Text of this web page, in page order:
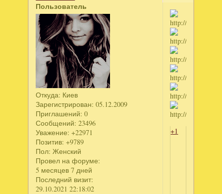
Пользователь
Откуда: Киев
Зарегистрирован: 05.12.2009
Приглашений: 0
Сообщений: 23496
Уважение: +22971
Позитив: +9789
Пол: Женский
Провел на форуме:
5 месяцев 7 дней
Последний визит:
29.10.2021 22:18:02
+1